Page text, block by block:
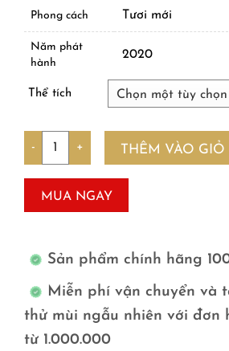
Phong cách Tươi mới
Năm phát
hành
2020
Thể tích
Số lượng
THÊM VÀO GIỎ
MUA NGAY
Sản phẩm chính hãng
Miễn phí vận chuyển và
thử mùi ngẫu nhiên với đơn
từ 1.000.000